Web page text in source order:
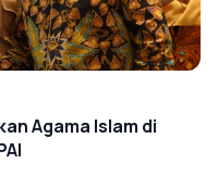
Agama Islam di